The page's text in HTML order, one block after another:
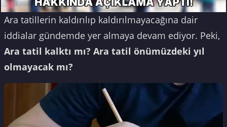
Ara tatillerin kaldırılıp kaldırılmayacağına dair
iddialar gündemde yer almaya devam ediyor. Peki,
Ara tatil kalktı mı? Ara tatil önümüzdeki yıl
olmayacak mı?